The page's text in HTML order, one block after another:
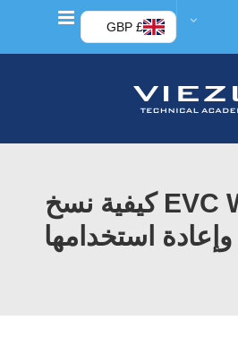
قائمة £ GBP
دورة EVC WinOLS كيفية نسخ
استخدامها